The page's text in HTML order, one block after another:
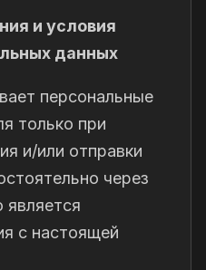
и условия
данных
персональные
только при
и/или отправки
через
с настоящей